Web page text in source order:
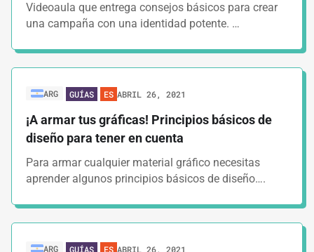
Videoaula que entrega consejos básicos para crear
una campaña con una identidad potente. …
ARG GUÍAS ES ABRIL 26, 2021
¡A armar tus gráficas! Principios básicos de
diseño para tener en cuenta
Para armar cualquier material gráfico necesitas
aprender algunos principios básicos de diseño….
ARG GUÍAS ES ABRIL 26, 2021